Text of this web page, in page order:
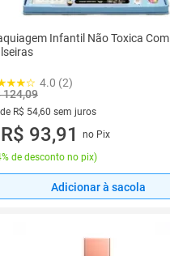
Infantil Não Toxica Com
4.0 (2)
124,09
R$ 54,60 sem juros
de R$ 54,60 sem juros
R$ 93,91
no Pix
de desconto no pix)
Adicionar à sacola